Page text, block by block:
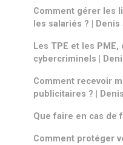
Comment gérer les
les salariés ? | Denis
Les TPE et les
cybercriminels |
Comment recevoir
publicitaires ? | Denis
Que faire en cas de
Comment protéger